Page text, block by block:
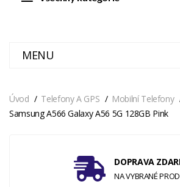
MENU
Úvod Telefony A GPS Mobilní Telefony
Samsung A566 Galaxy A56 5G 128GB Pink
DOPRAVA
NA VYBRANÉ